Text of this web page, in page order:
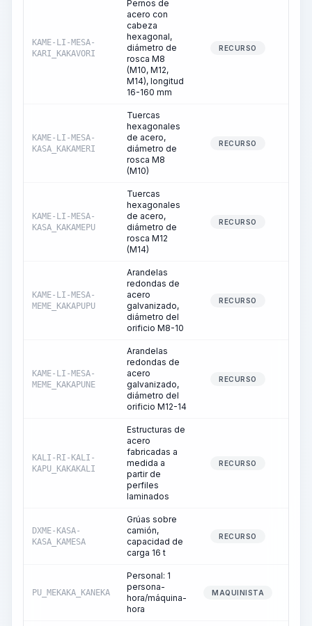
KAME-LI-MESA-
KARI_KAKAVORI
Pernos de
acero con
cabeza
hexagonal,
diámetro de
rosca M8
(M10, M12,
M14), longitud
16-160 mm
RECURSO
KAME-LI-MESA-
KASA_KAKAMERI
Tuercas
hexagonales
de acero,
diámetro de
rosca M8
(M10)
RECURSO
KAME-LI-MESA-
KASA_KAKAMEPU
Tuercas
hexagonales
de acero,
diámetro de
rosca M12
(M14)
RECURSO
KAME-LI-MESA-
MEME_KAKAPUPU
Arandelas
redondas de
acero
galvanizado,
diámetro del
orificio M8-10
RECURSO
KAME-LI-MESA-
MEME_KAKAPUNE
Arandelas
redondas de
acero
galvanizado,
diámetro del
orificio M12-14
RECURSO
KALI-RI-KALI-
KAPU_KAKAKALI
Estructuras de
acero
fabricadas a
medida a
partir de
perfiles
laminados
RECURSO
DXME-KASA-
KASA_KAMESA
Grúas sobre
camión,
capacidad de
carga 16 t
RECURSO
PU_MEKAKA_KANEKA
Personal: 1
persona-
hora/máquina-
hora
MAQUINISTA